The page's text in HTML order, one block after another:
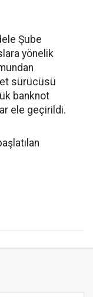
Şube
yönelik
sürücüsü
banknot
ele geçirildi.